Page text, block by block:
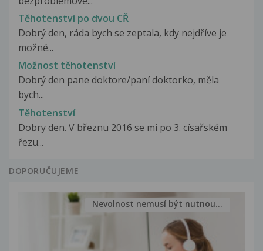
Těhotenství po dvou CŘ
Dobrý den, ráda bych se zeptala, kdy nejdříve je
možné...
Možnost těhotenství
Dobrý den pane doktore/paní doktorko, měla
bych...
Těhotenství
Dobry den. V březnu 2016 se mi po 3. císařském
řezu...
DOPORUČUJEME
Nevolnost nemusí být nutnou...